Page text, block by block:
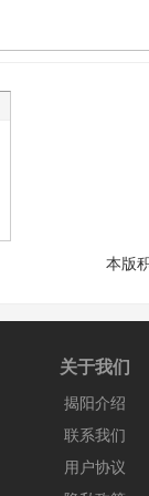
本版
关于我们
揭阳介绍
联系我们
用户协议